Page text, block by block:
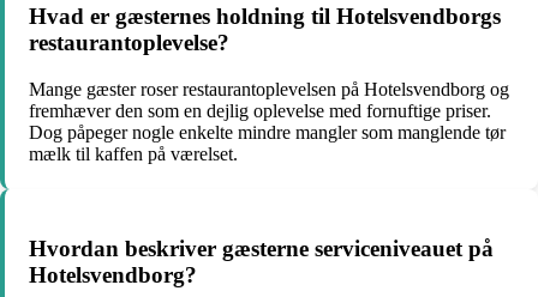
Hvad er gæsternes holdning til Hotelsvendborgs
restaurantoplevelse?
Mange gæster roser restaurantoplevelsen på Hotelsvendborg og
fremhæver den som en dejlig oplevelse med fornuftige priser.
Dog påpeger nogle enkelte mindre mangler som manglende tør
mælk til kaffen på værelset.
Hvordan beskriver gæsterne serviceniveauet på
Hotelsvendborg?